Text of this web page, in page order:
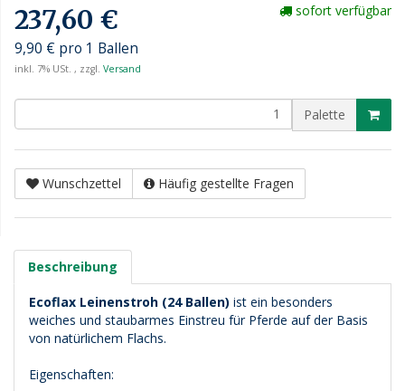
237,60 €
9,90 € pro 1 Ballen
inkl. 7% USt. , zzgl. Versand
sofort verfügbar
Palette
Wunschzettel Häufig gestellte Fragen
Beschreibung
Ecoflax Leinenstroh (24 Ballen) ist ein besonders
weiches und staubarmes Einstreu für Pferde auf der Basis
von natürlichem Flachs.
Eigenschaften: